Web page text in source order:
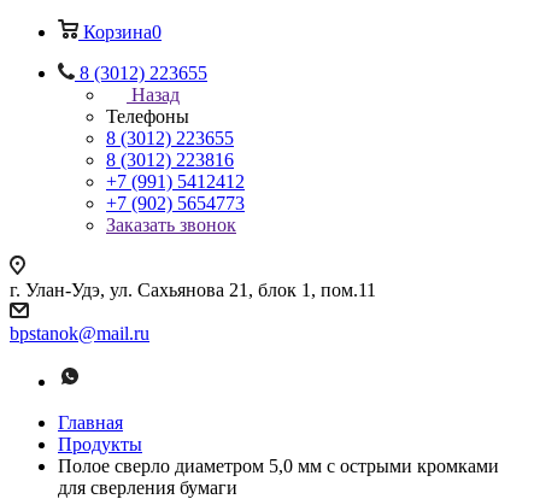
Корзина0
8 (3012) 223655
Назад
Телефоны
8 (3012) 223655
8 (3012) 223816
+7 (991) 5412412
+7 (902) 5654773
Заказать звонок
г. Улан-Удэ, ул. Сахьянова 21, блок 1, пом.11
bpstanok@mail.ru
Главная
Продукты
Полое сверло диаметром 5,0 мм с острыми кромками
для сверления бумаги